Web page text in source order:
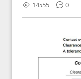
14555 0